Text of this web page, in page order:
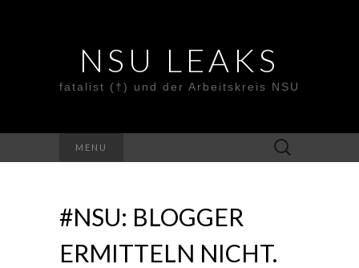
NSU LEAKS
fatalist (†) und der Arbeitskreis NSU
MENU
Suche
nach:
#NSU: BLOGGER
ERMITTELN NICHT.